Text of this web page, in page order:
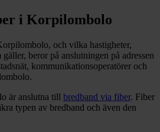
i Korpilombolo
, och vilka hastigheter,
beror på anslutningen på adressen
kommunikationsoperatörer och
.
är anslutna till bredband via fiber. Fiber
typen av bredband och även den